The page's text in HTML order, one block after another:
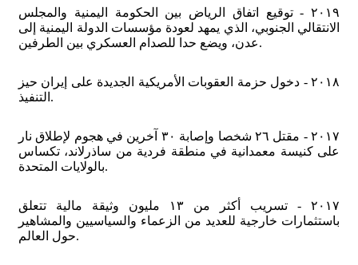
٢٠١٩ - توقيع اتفاق الرياض بين الحكومة اليمنية و‌المجلس
الانتقالي الجنوبي، الذي يمهد لعودة مؤسسات الدولة اليمنية إلى
عدن، ويضع حدا للصدام العسكري بين الطرفين.
٢٠١٨ - دخول حزمة العقوبات الأمريكية الجديدة على إيران حيز
التنفيذ.
٢٠١٧ - مقتل ٢٦ شخصا وإصابة ٣٠ آخرين في هجوم لإطلاق نار
على كنيسة معمدانية في منطقة فردية من ساذرلاند، تكساس
بالولايات المتحدة.
٢٠١٧ - تسريب أكثر من ١٣ مليون وثيقة مالية تتعلق
باستثمارات خارجية للعديد من الزعماء والسياسيين والمشاهير
حول العالم.